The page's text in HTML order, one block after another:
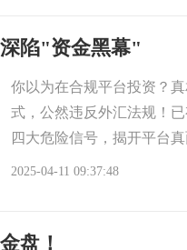
陷"资金黑幕"
你以为在合规平台投资？
式，公然违反外汇法规！
四大危险信号，揭开平台
风险，可能导致账户冻结
2025-04-11 09:37:48
盘！